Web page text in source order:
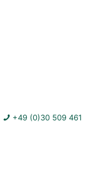
+49 (0)30 509 461